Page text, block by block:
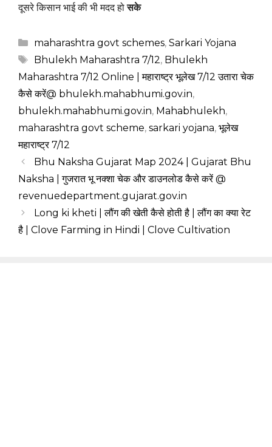
दूसरे किसान भाई की भी मदद होसके
Categories
maharashtra govt schemes, Sarkari Yojana
Tags
Bhulekh Maharashtra 7/12, Bhulekh
Maharashtra 7/12 Online | महाराष्ट्र भूलेख 7/12 उतारा चेक
कैसे करें@ bhulekh.mahabhumi.gov.in,
bhulekh.mahabhumi.gov.in, Mahabhulekh,
maharashtra govt scheme, sarkari yojana, भूलेख
महाराष्ट्र 7/12
Bhu Naksha Gujarat Map 2024 | Gujarat Bhu
Naksha | गुजरात भू नक्शा चेक और डाउनलोड कैसे करें @
revenuedepartment.gujarat.gov.in
Long ki kheti | लौंग की खेती कैसे होती है | लौंग का क्या रेट
है | Clove Farming in Hindi | Clove Cultivation